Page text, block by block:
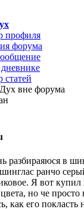
профиля
форума
статей
разбираяюся в
ранчо
Я вот
но че просто
как его покласть